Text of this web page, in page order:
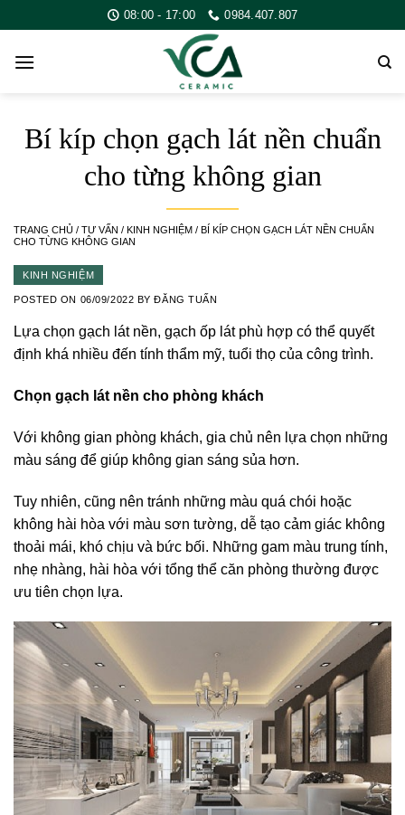
to
content
08:00 - 17:00 0984.407.807
Bí kíp chọn gạch lát nền chuẩn
cho từng không gian
TRANG CHỦ / TƯ VẤN / KINH NGHIỆM / BÍ KÍP CHỌN GẠCH LÁT NỀN CHUẨN
CHO TỪNG KHÔNG GIAN
KINH NGHIỆM
POSTED ON 06/09/2022 BYĐĂNG TUẤN
Lựa chọn gạch lát nền, gạch ốp látphù hợp có thể quyết
định khá nhiều đến tính thẩm mỹ, tuổi thọ của công trình.
Chọn gạch lát nền cho phòng khách
Với không gian phòng khách, gia chủ nên lựa chọn những
màu sáng để giúp không gian sáng sủa hơn.
Tuy nhiên, cũng nên tránh những màu quá chói hoặc
không hài hòa với màu sơn tường, dễ tạo cảm giác không
thoải mái, khó chịu và bức bối. Những gam màu trung tính,
nhẹ nhàng, hài hòa với tổng thể căn phòng thường được
ưu tiên chọn lựa.